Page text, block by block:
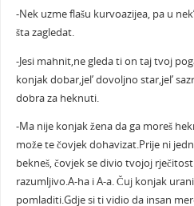
-Nek uzme flašu kurvoazijea, pa u
šta zagledat.
-Jesi mahnit,ne gleda ti on taj tvoj
konjak dobar,jel’ dovoljno star,jel’
dobra za heknuti.
-Ma nije konjak žena da ga moreš
može te čovjek dohavizat.Prije ni
bekneš, čovjek se divio tvojoj
razumljivo.A-ha i A-a. Čuj konjak
pomladiti.Gdje si ti vidio da insan